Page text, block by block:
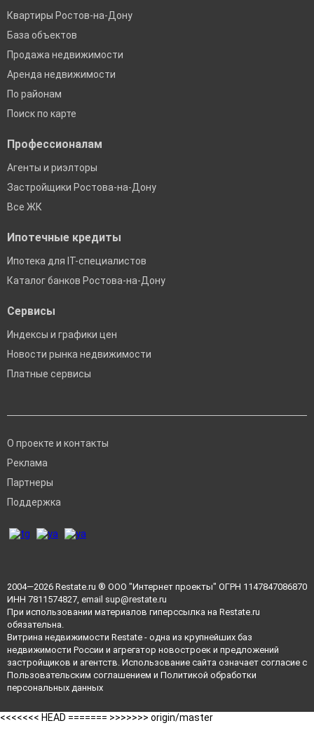
Квартиры Ростов-на-Дону
База объектов
Продажа недвижимости
Аренда недвижимости
По районам
Поиск по карте
Профессионалам
Агенты и риэлторы
Застройщики Ростова-на-Дону
Все ЖК
Ипотечные кредиты
Ипотека для IT-специалистов
Каталог банков Ростова-на-Дону
Сервисы
Индексы и графики цен
Новости рынка недвижимости
Платные сервисы
О проекте и контакты
Реклама
Партнеры
Поддержка
2004—2026 Restate.ru ® ООО "Интернет проекты" ОГРН 1147847086870
ИНН 7811574827, email sup@restate.ru
При использовании материалов гиперссылка на Restate.ru
обязательна.
Витрина недвижимости Restate - одна из крупнейших баз
недвижимости России и агрегатор новостроек и предложений
застройщиков и агентств. Использование сайта означает согласие с
Пользовательским соглашением и Политикой обработки
персональных данных
<<<<<<< HEAD ======= >>>>>>> origin/master